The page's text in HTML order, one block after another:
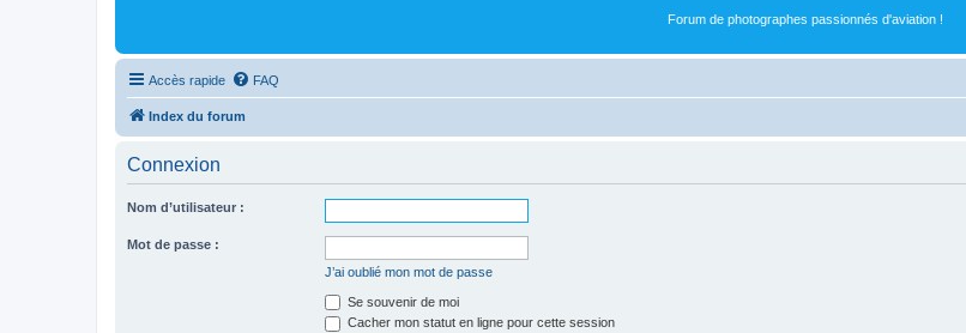
Forum de photographes passionnés d'aviation !
Accès rapide FAQ
Index du forum
Connexion
Nom d’utilisateur :
Mot de passe :
J’ai oublié mon mot de passe
Se souvenir de moi
Cacher mon statut en ligne pour cette session